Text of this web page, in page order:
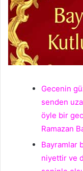
Gecenin
senden
öyle bir
Ramazan
Bayramlar
niyettir ve